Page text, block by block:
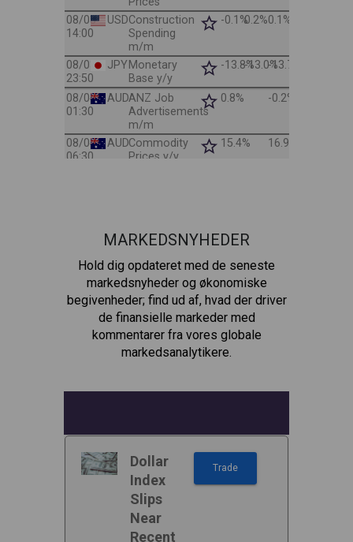
MARKEDSNYHEDER
Hold dig opdateret med de seneste
markedsnyheder og økonomiske
begivenheder; find ud af, hvad der driver
de finansielle markeder med
kommentarer fra vores globale
markedsanalytikere.